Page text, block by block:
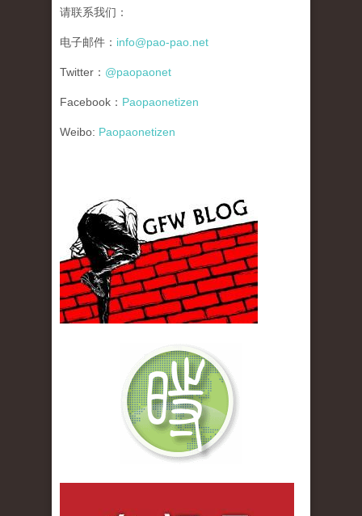
请联系我们：
电子邮件： info@pao-pao.net
Twitter： @paopaonet
Facebook： Paopaonetizen
Weibo: Paopaonetizen
gfw_blog_small.jpg